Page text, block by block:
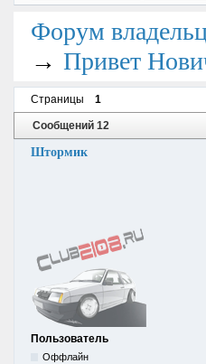
Форум
→ Привет
Страницы 1
Сообщений 12
Штормик
Пользователь
Оффлайн